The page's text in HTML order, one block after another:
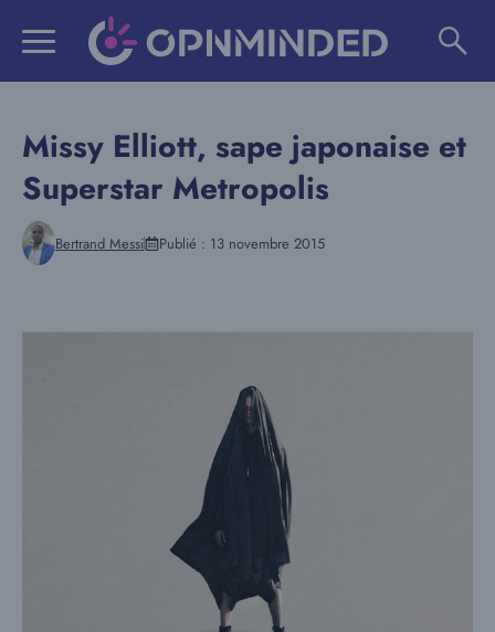
Missy Elliott, sape japonaise et
Superstar Metropolis
Bertrand Messi Publié : 13 novembre 2015